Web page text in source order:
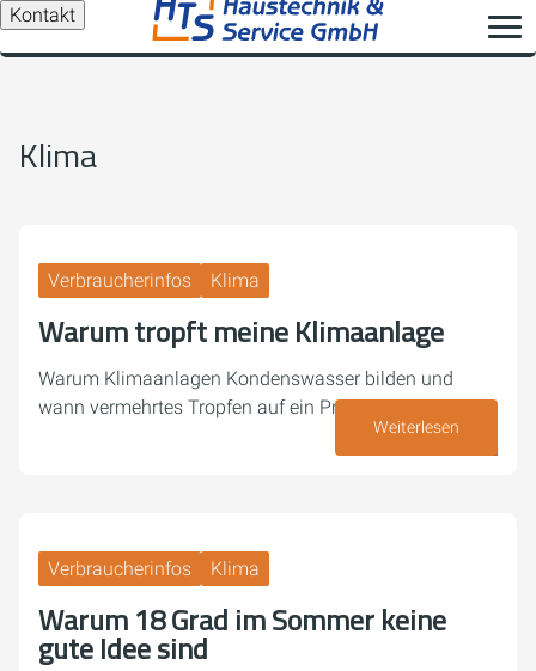
Kontakt
Klima
Verbraucherinfos Klima
Warum tropft meine Klimaanlage
Warum Klimaanlagen Kondenswasser bilden und
wann vermehrtes Tropfen auf ein Problem hindeutet.
Weiterlesen
Verbraucherinfos Klima
Warum 18 Grad im Sommer keine
gute Idee sind